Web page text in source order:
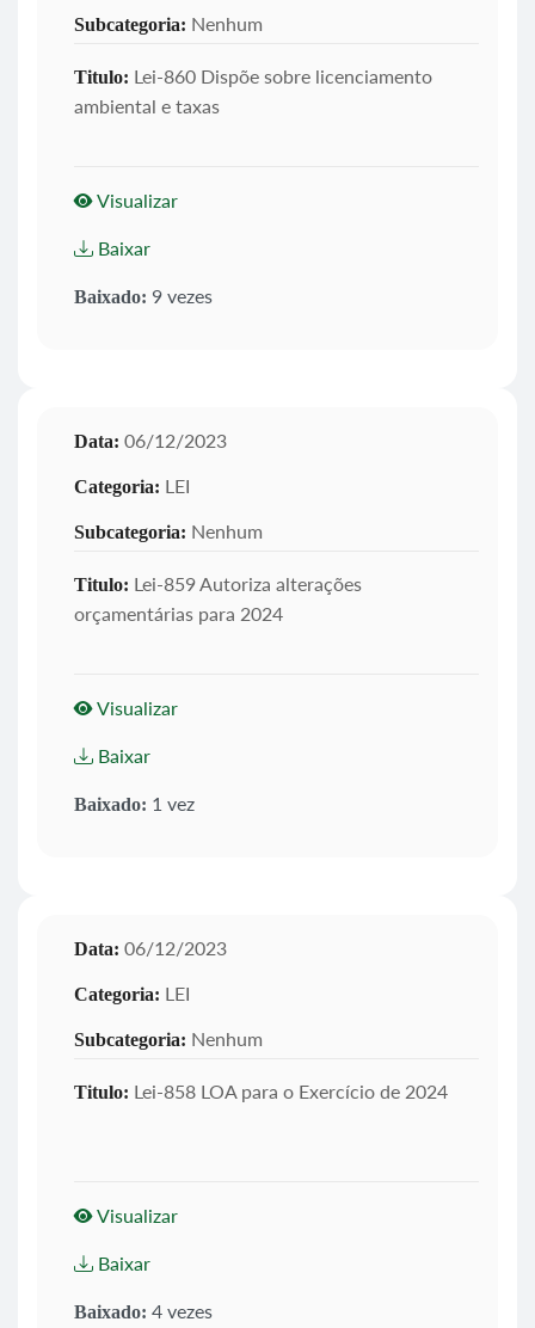
Subcategoria: Nenhum
Titulo: Lei-860 Dispõe sobre licenciamento
ambiental e taxas
Visualizar
Baixar
Baixado: 9 vezes
Data: 06/12/2023
Categoria: LEI
Subcategoria: Nenhum
Titulo: Lei-859 Autoriza alterações
orçamentárias para 2024
Visualizar
Baixar
Baixado: 1 vez
Data: 06/12/2023
Categoria: LEI
Subcategoria: Nenhum
Titulo: Lei-858 LOA para o Exercício de 2024
Visualizar
Baixar
Baixado: 4 vezes